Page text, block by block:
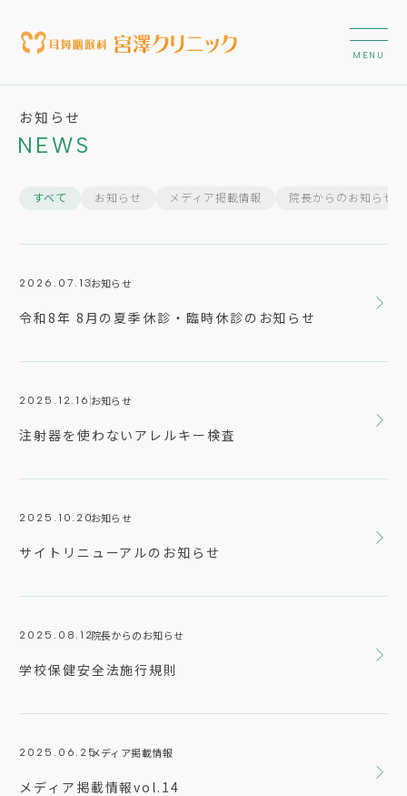
NEWS
お知らせ
すべて お知らせ メディア掲載情報 院長からのお知らせ
2026.07.13お知らせ
令和8年 8月の夏季休診・臨時休診のお知らせ
2025.12.16 お知らせ
注射器を使わないアレルキー検査
2025.10.20お知らせ
サイトリニューアルのお知らせ
2025.08.12院長からのお知らせ
学校保健安全法施行規則
2025.06.25メディア掲載情報
メディア掲載情報vol.14